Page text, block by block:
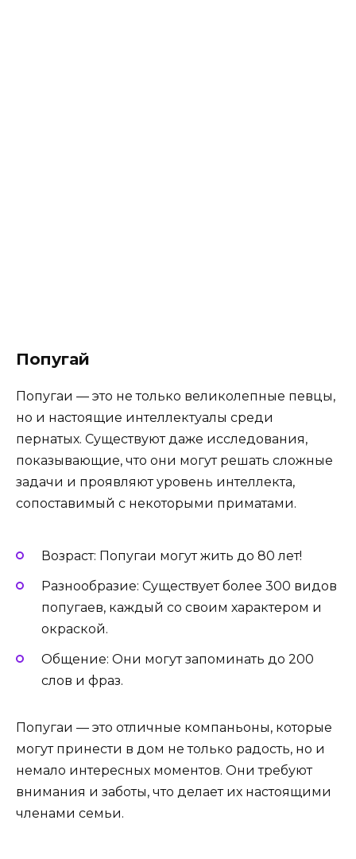
Попугай
Попугаи — это не только великолепные певцы,
но и настоящие интеллектуалы среди
пернатых. Существуют даже исследования,
показывающие, что они могут решать сложные
задачи и проявляют уровень интеллекта,
сопоставимый с некоторыми приматами.
Возраст: Попугаи могут жить до 80 лет!
Разнообразие: Существует более 300 видов
попугаев, каждый со своим характером и
окраской.
Общение: Они могут запоминать до 200
слов и фраз.
Попугаи — это отличные компаньоны, которые
могут принести в дом не только радость, но и
немало интересных моментов. Они требуют
внимания и заботы, что делает их настоящими
членами семьи.